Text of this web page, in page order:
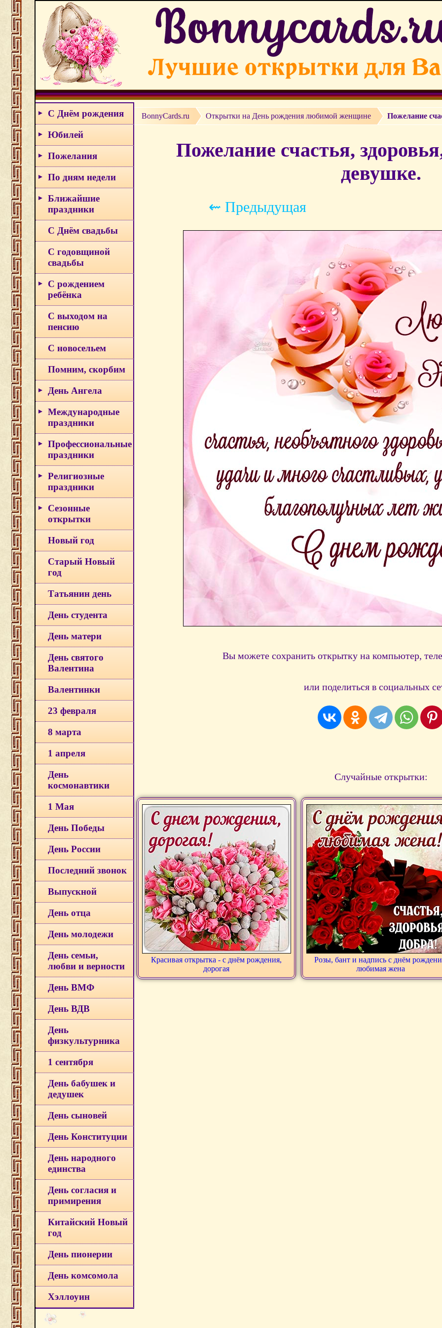
С Днём рождения
Юбилей
Пожелания
По дням недели
Ближайшие
праздники
С Днём свадьбы
С годовщиной
свадьбы
С рождением
ребёнка
С выходом на
пенсию
С новосельем
Помним, скорбим
День Ангела
Международные
праздники
Профессиональные
праздники
Религиозные
праздники
Сезонные
открытки
Новый год
Старый Новый
год
Татьянин день
День студента
День матери
День святого
Валентина
Валентинки
23 февраля
8 марта
1 апреля
День
космонавтики
1 Мая
День Победы
День России
Последний звонок
Выпускной
День отца
День молодежи
День семьи,
любви и верности
День ВМФ
День ВДВ
День
физкультурника
1 сентября
День бабушек и
дедушек
День сыновей
День Конституции
День народного
единства
День согласия и
примирения
Китайский Новый
год
День пионерии
День комсомола
Хэллоуин
BonnyCards.ru Открытки на День рождения любимой женщине Пожелание
Пожелание счастья,
девушке.
⇜ Предыдущая
Вы можете сохранить открытку на компьютер,
или поделиться в социальных
Случайные открытки:
Красивая открытка - с днём рождения,
дорогая
Розы, бант и надпись с днём
любимая жена